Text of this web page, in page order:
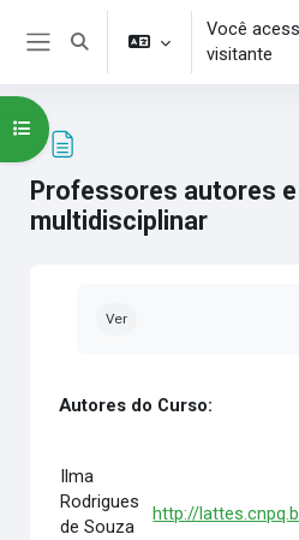
Ir para o conteúdo principal
Alternar entrada de pesquisa
Você
visitante
Professores autores e
multidisciplinar
Abrir índice do curso
Ver
Autores do Curso:
Ilma
Rodrigues
de Souza
http://